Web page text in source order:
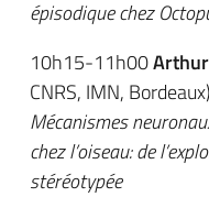
épisodique chez
10h15-11h00
CNRS, IMN, Bordeaux)
Mécanismes
chez l’oiseau: de
stéréotypée